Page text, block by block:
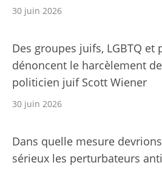
30 juin 2026
Des groupes juifs, LGBTQ et
dénoncent le harcèlement
politicien juif Scott Wiener
30 juin 2026
Dans quelle mesure
sérieux les perturbateurs